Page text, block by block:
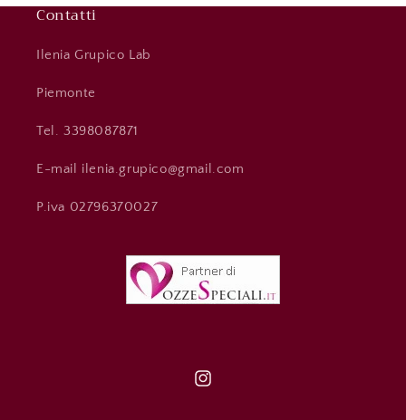
Contatti
Ilenia Grupico Lab
Piemonte
Tel. 3398087871
E-mail ilenia.grupico@gmail.com
P.iva 02796370027
Instagram